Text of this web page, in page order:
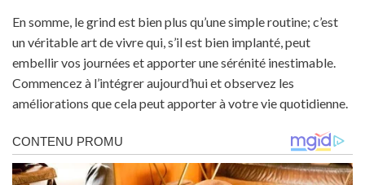
En somme, le grind est bien plus qu’une simple routine; c’est
un véritable art de vivre qui, s’il est bien implanté, peut
embellir vos journées et apporter une sérénité inestimable.
Commencez à l’intégrer aujourd’hui et observez les
améliorations que cela peut apporter à votre vie quotidienne.